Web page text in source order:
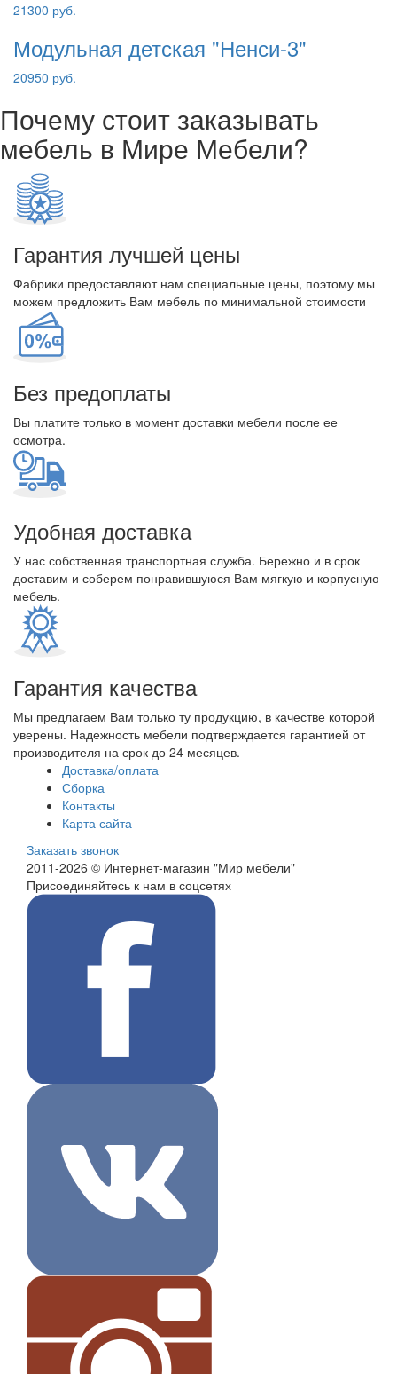
21300 руб.
Модульная детская "Ненси-3"
20950 руб.
Почему стоит заказывать
мебель в Мире Мебели?
Гарантия лучшей цены
Фабрики предоставляют нам специальные цены, поэтому мы
можем предложить Вам мебель по минимальной стоимости
Без предоплаты
Вы платите только в момент доставки мебели после ее
осмотра.
Удобная доставка
У нас собственная транспортная служба. Бережно и в срок
доставим и соберем понравившуюся Вам мягкую и корпусную
мебель.
Гарантия качества
Мы предлагаем Вам только ту продукцию, в качестве которой
уверены. Надежность мебели подтверждается гарантией от
производителя на срок до 24 месяцев.
Доставка/оплата
Сборка
Контакты
Карта сайта
Заказать звонок
2011-2026 © Интернет-магазин "Мир мебели"
Присоединяйтесь к нам в соцсетях